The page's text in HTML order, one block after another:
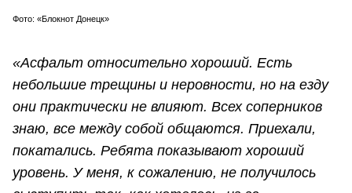
Фото: «Блокнот Донецк»
«Асфальт относительно хороший. Есть
небольшие трещины и неровности, но на езду
они практически не влияют. Всех соперников
знаю, все между собой общаются. Приехали,
покатались. Ребята показывают хороший
уровень. У меня, к сожалению, не получилось